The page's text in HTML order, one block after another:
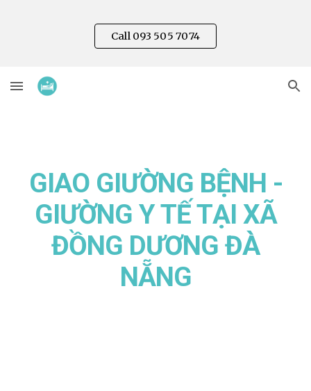
Skip to main content
Skip to navigation
Call 093 505 7074
GIAO GIƯỜNG BỆNH -
GIƯỜNG Y TẾ TẠI XÃ
ĐỒNG DƯƠNG ĐÀ
NẴNG